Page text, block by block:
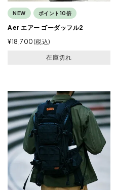
NEW ポイント10倍
Aer エアー ゴーダッフル2
¥18,700 税込
在庫切れ